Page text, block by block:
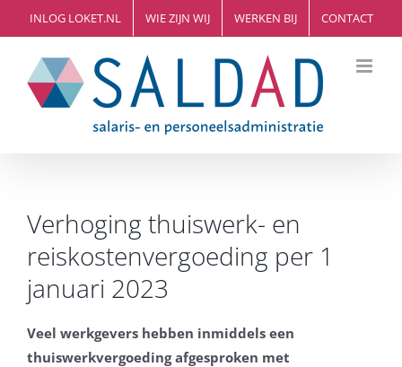
naar
inhoud
INLOG LOKET.NL WIE ZIJN WIJ WERKEN BIJ CONTACT
Verhoging thuiswerk- en
reiskostenvergoeding per 1
januari 2023
Veel werkgevers hebben inmiddels een
thuiswerkvergoeding afgesproken met